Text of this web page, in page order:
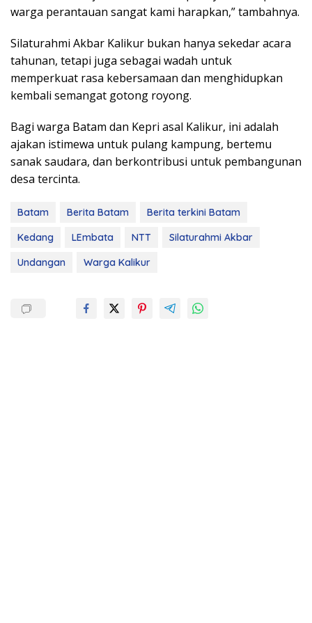
warga perantauan sangat kami harapkan,” tambahnya.
Silaturahmi Akbar Kalikur bukan hanya sekedar acara
tahunan, tetapi juga sebagai wadah untuk
memperkuat rasa kebersamaan dan menghidupkan
kembali semangat gotong royong.
Bagi warga Batam dan Kepri asal Kalikur, ini adalah
ajakan istimewa untuk pulang kampung, bertemu
sanak saudara, dan berkontribusi untuk pembangunan
desa tercinta.
Batam Berita Batam
Berita terkini Batam
Kedang
LEmbata NTT
Silaturahmi Akbar
Undangan
Warga Kalikur